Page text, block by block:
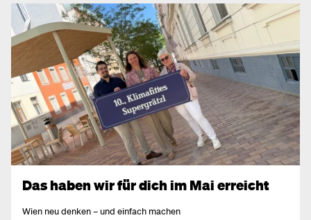
Das haben wir für dich im Mai erreicht
Wien neu denken – und einfach machen